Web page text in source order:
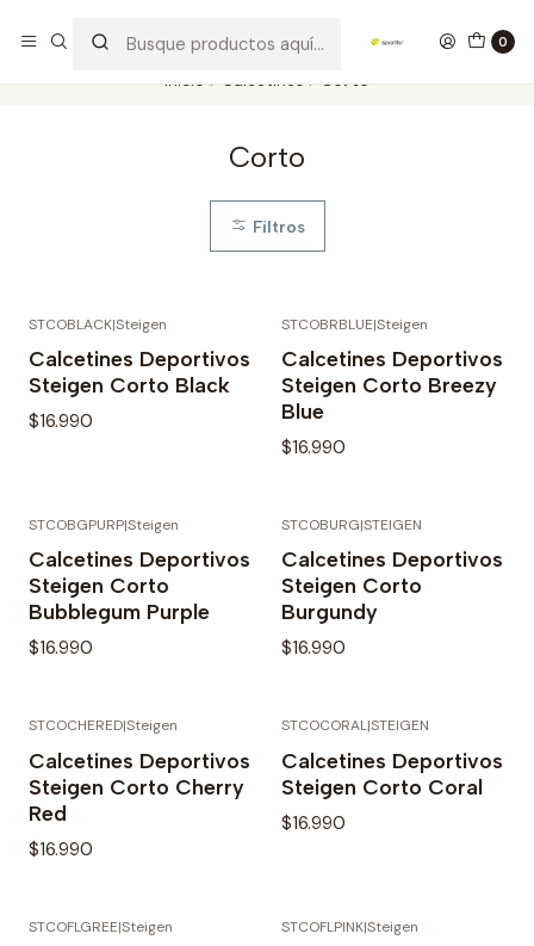
0
Inicio Calcetines Corto
Corto
Filtros
STCOBLACK|Steigen
Calcetines Deportivos
Steigen Corto Black
$16.990
STCOBRBLUE|Steigen
Calcetines Deportivos
Steigen Corto Breezy
Blue
$16.990
STCOBGPURP|Steigen
Calcetines Deportivos
Steigen Corto
Bubblegum Purple
$16.990
STCOBURG|STEIGEN
Calcetines Deportivos
Steigen Corto
Burgundy
$16.990
STCOCHERED|Steigen
Calcetines Deportivos
Steigen Corto Cherry
Red
$16.990
STCOCORAL|STEIGEN
Calcetines Deportivos
Steigen Corto Coral
$16.990
STCOFLGREE|Steigen STCOFLPINK|Steigen